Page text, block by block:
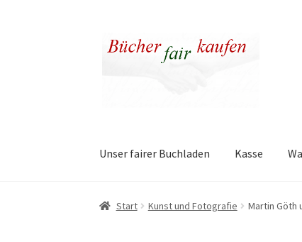
Zur
Navigation
Zum
Inhalt
Unser fairer Buchladen Kasse
Start Kunst und Fotografie Martin Göth